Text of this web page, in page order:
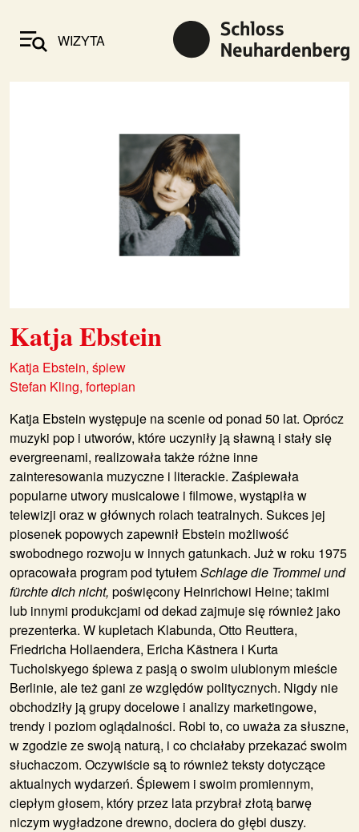
WIZYTA
Katja Ebstein
Katja Ebstein, śpiew
Stefan Kling, fortepian
Katja Ebstein występuje na scenie od ponad 50 lat. Oprócz
muzyki pop i utworów, które uczyniły ją sławną i stały się
evergreenami, realizowała także różne inne
zainteresowania muzyczne i literackie. Zaśpiewała
popularne utwory musicalowe i filmowe, wystąpiła w
telewizji oraz w głównych rolach teatralnych. Sukces jej
piosenek popowych zapewnił Ebstein możliwość
swobodnego rozwoju w innych gatunkach. Już w roku 1975
opracowała program pod tytułemSchlage die Trommel und
fürchte dich nicht, poświęcony Heinrichowi Heine; takimi
lub innymi produkcjami od dekad zajmuje się również jako
prezenterka. W kupletach Klabunda, Otto Reuttera,
Friedricha Hollaendera, Ericha Kästnera i Kurta
Tucholskyego śpiewa z pasją o swoim ulubionym mieście
Berlinie, ale też gani ze względów politycznych. Nigdy nie
obchodziły ją grupy docelowe i analizy marketingowe,
trendy i poziom oglądalności. Robi to, co uważa za słuszne,
w zgodzie ze swoją naturą, i co chciałaby przekazać swoim
słuchaczom. Oczywiście są to również teksty dotyczące
aktualnych wydarzeń. Śpiewem i swoim promiennym,
ciepłym głosem, który przez lata przybrał złotą barwę
niczym wygładzone drewno, dociera do głębi duszy.